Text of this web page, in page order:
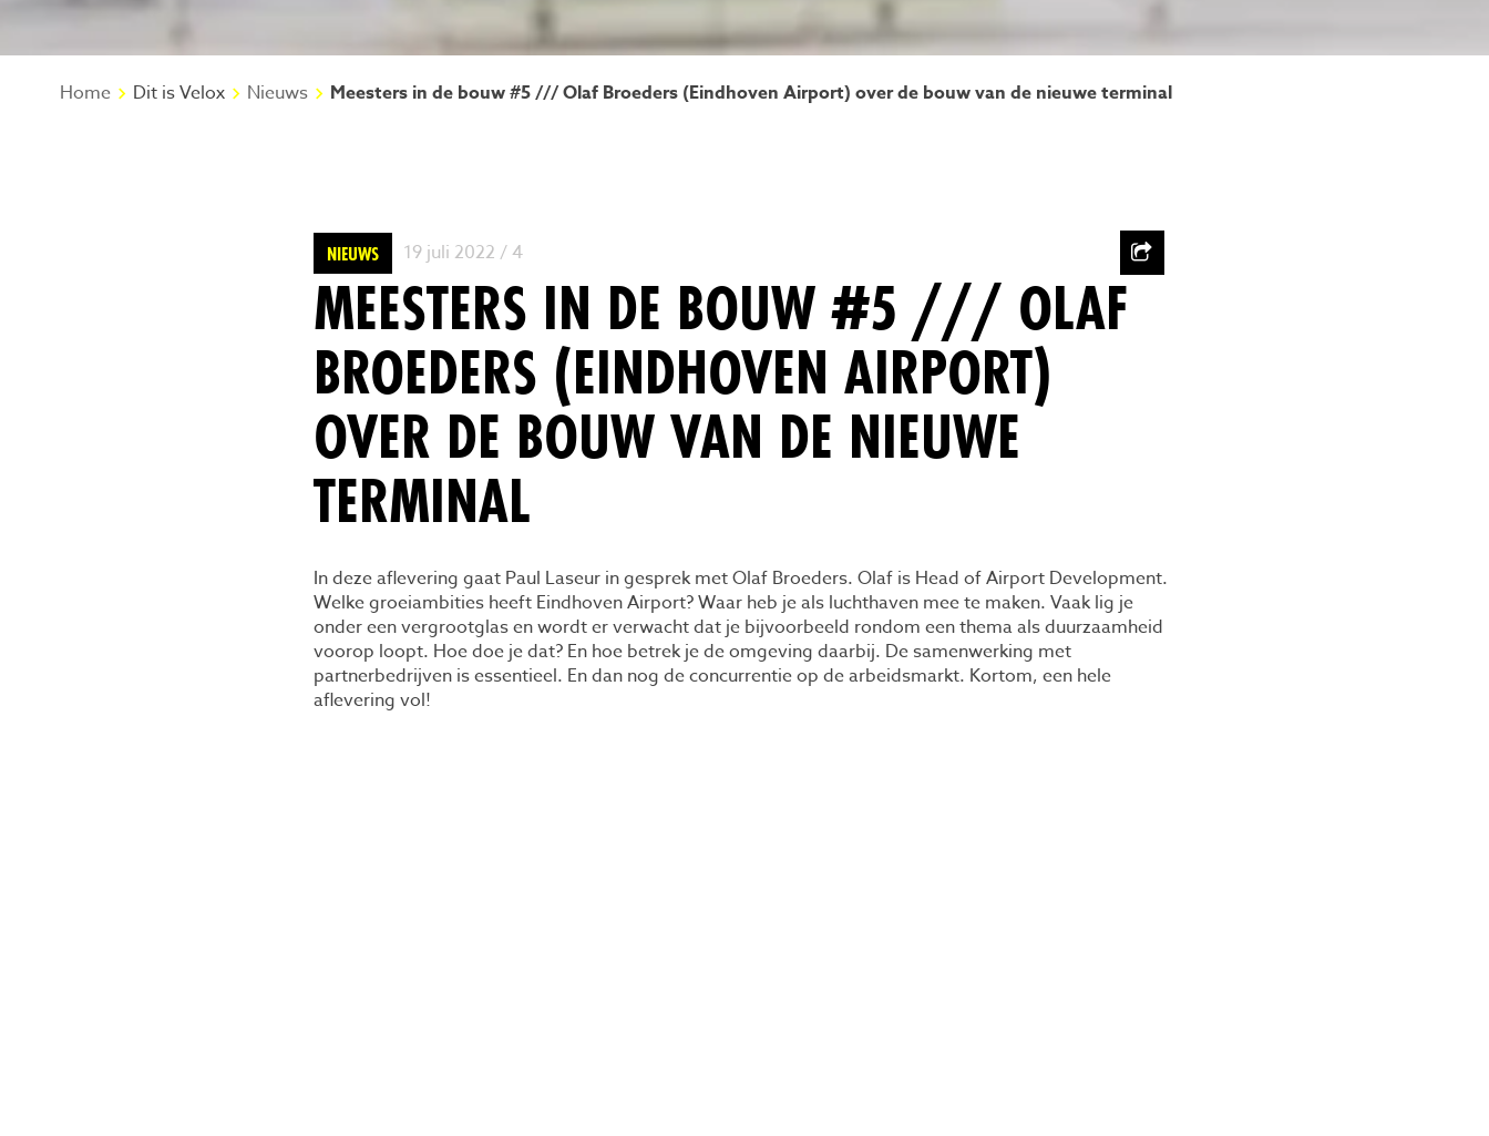
Home Dit is Velox Nieuws Meesters in de bouw #5 /// Olaf Broeders (Eindhoven Airport) over de bouw van de nieuwe terminal
NIEUWS 19 juli 2022 / 4
MEESTERS IN DE BOUW #5 /// OLAF
BROEDERS (EINDHOVEN AIRPORT)
OVER DE BOUW VAN DE NIEUWE
TERMINAL
In deze aflevering gaat Paul Laseur in gesprek met Olaf Broeders. Olaf is Head of Airport Development.
Welke groeiambities heeft Eindhoven Airport? Waar heb je als luchthaven mee te maken. Vaak lig je
onder een vergrootglas en wordt er verwacht dat je bijvoorbeeld rondom een thema als duurzaamheid
voorop loopt. Hoe doe je dat? En hoe betrek je de omgeving daarbij. De samenwerking met
partnerbedrijven is essentieel. En dan nog de concurrentie op de arbeidsmarkt. Kortom, een hele
aflevering vol!